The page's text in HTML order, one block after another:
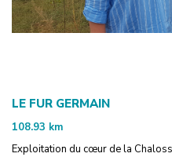
LE FUR GERMAIN
108.93 km
Exploitation du cœur de la